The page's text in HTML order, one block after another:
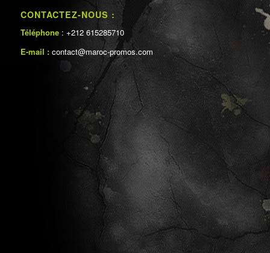
CONTACTEZ-NOUS :
Téléphone : +212 615285710
E-mail : contact@maroc-promos.com